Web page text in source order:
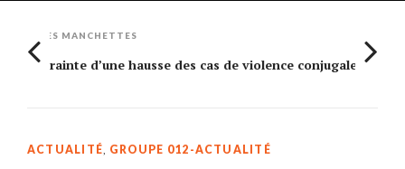
LES MANCHETTES
Crainte d’une hausse des cas de violence conjugale
ACTUALITÉ, GROUPE 012-ACTUALITÉ